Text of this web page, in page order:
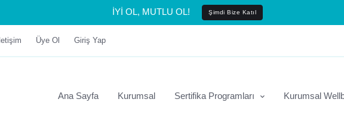
İYİ OL, MUTLU OL! Şimdi Bize Katıl
İletişim Üye Ol Giriş Yap
Ana Sayfa Kurumsal Sertifika Programları Kurumsal